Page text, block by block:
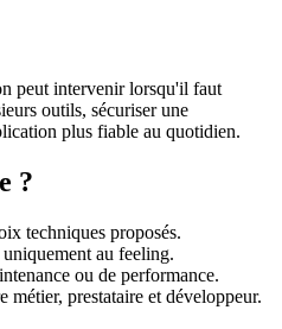
peut intervenir lorsqu'il faut
outils, sécuriser une
plus fiable au quotidien.
?
techniques proposés.
au feeling.
ou de performance.
métier, prestataire et développeur.